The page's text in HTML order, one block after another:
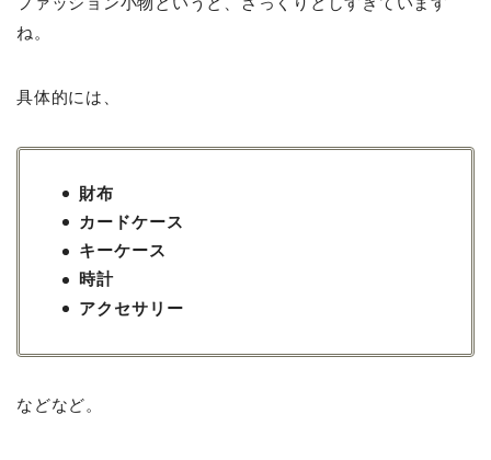
ね。
具体的には、
財布
カードケース
キーケース
時計
アクセサリー
などなど。